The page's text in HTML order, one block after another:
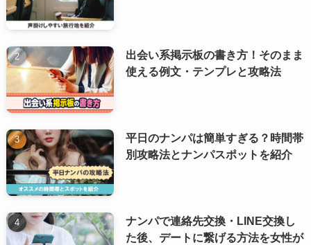
出会い系掲示板の書き方！そのまま
使える例文・テンプレと攻略法
平日のナンパは簡単すぎる？時間帯
別攻略法とナンパスポットを紹介
ナンパで連絡先交換・LINE交換し
た後、デートに繋げる方法を女性が